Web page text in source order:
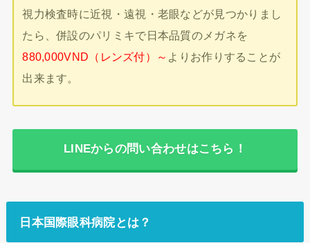
視力検査時に近視・遠視・老眼などが見つかりまし
たら、併設のパリミキで日本品質のメガネを
880,000VND（レンズ付）～ よりお作りすることが
出来ます。
LINEからの問い合わせはこちら！
日本国際眼科病院とは？